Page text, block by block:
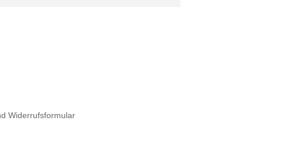
Widerrufsformular